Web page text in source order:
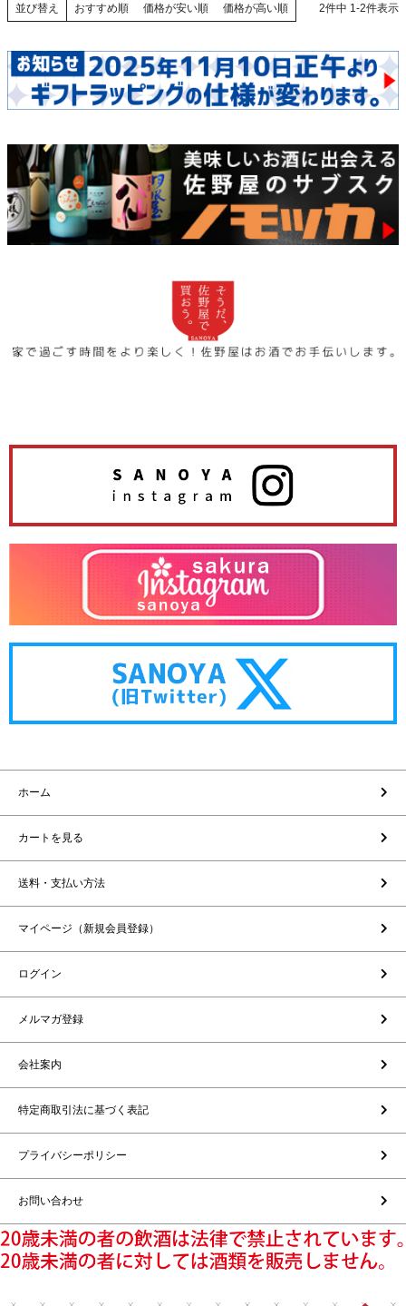
並び替え おすすめ順 価格が安い順 価格が高い順 2件中 1-2件表示
ホーム
カートを見る
送料・支払い方法
マイページ（新規会員登録）
ログイン
メルマガ登録
会社案内
特定商取引法に基づく表記
プライバシーポリシー
お問い合わせ